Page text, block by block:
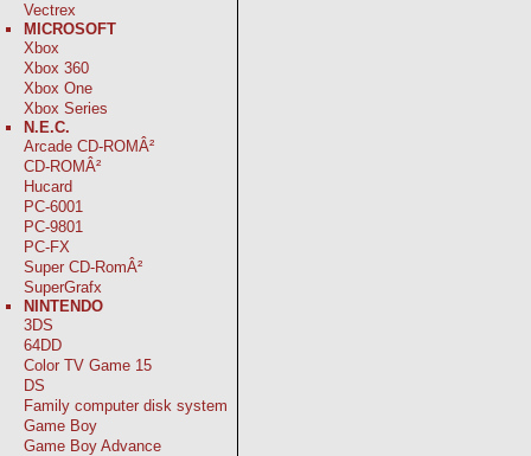
Vectrex
MICROSOFT
Xbox
Xbox 360
Xbox One
Xbox Series
N.E.C.
Arcade CD-ROMÂ²
CD-ROMÂ²
Hucard
PC-6001
PC-9801
PC-FX
Super CD-RomÂ²
SuperGrafx
NINTENDO
3DS
64DD
Color TV Game 15
DS
Family computer disk system
Game Boy
Game Boy Advance